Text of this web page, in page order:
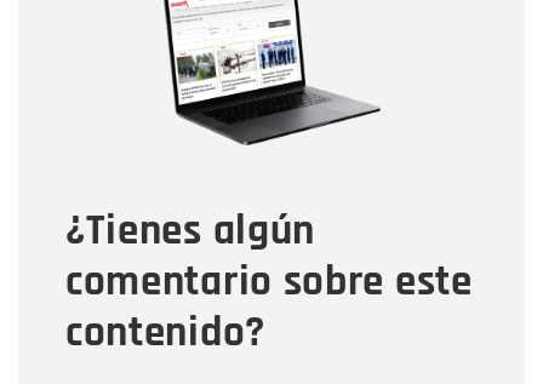
¿Tienes algún
comentario sobre este
contenido?
Correo electrónico
Tipo de comentario
Mensaje